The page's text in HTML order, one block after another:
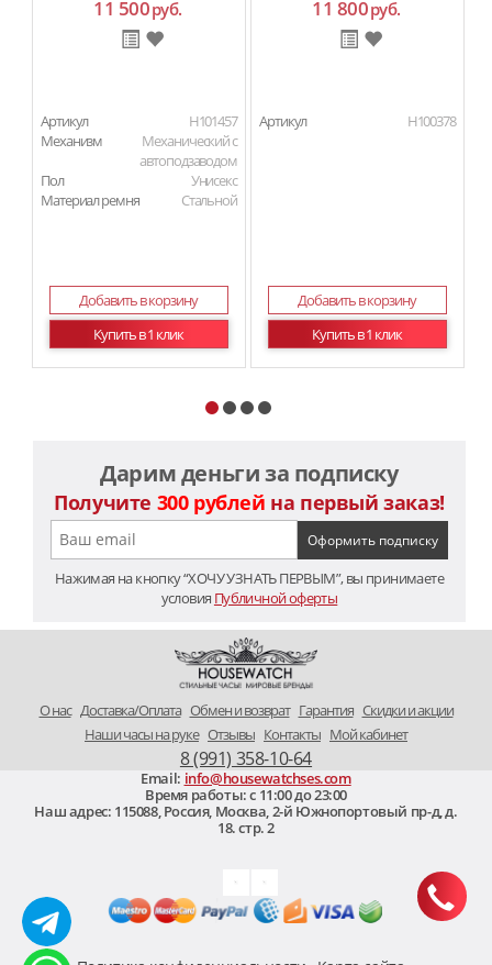
11 500руб.
Артикул
H101457
Механизм
Механический с
автоподзаводом
Пол
Унисекс
Материал ремня
Стальной
Добавить в корзину
Купить в 1 клик
11 800руб.
Артикул H100378
Добавить в корзину
Купить в 1 клик
Дарим деньги за подписку
Получите 300 рублей на первый заказ!
Нажимая на кнопку “ХОЧУ УЗНАТЬ ПЕРВЫМ”, вы принимаете
условия Публичной оферты
O нас Доставка/Оплата Обмен и возврат Гарантия Скидки и акции
Наши часы на руке Отзывы Контакты Мой кабинет
8 (991) 358-10-64
Email: info@housewatchses.com
Время работы: c 11:00 до 23:00
Наш адрес: 115088, Россия, Москва 2-й Южнопортовый пр-д, д.
18. стр. 2